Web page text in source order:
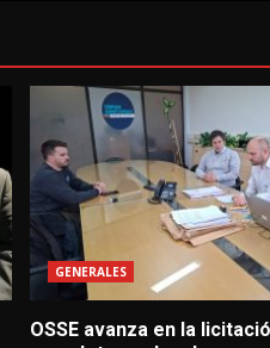
GENERALES
OSSE avanza en la